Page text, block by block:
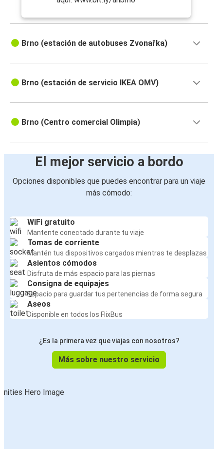
Brno (estación de autobuses Zvonařka)
Brno (estación de servicio IKEA OMV)
Brno (Centro comercial Olimpia)
El mejor servicio a bordo
Opciones disponibles que puedes encontrar para un viaje
más cómodo:
WiFi gratuito
Mantente conectado durante tu viaje
Tomas de corriente
Mantén tus dispositivos cargados mientras te desplazas
Asientos cómodos
Disfruta de más espacio para las piernas
Consigna de equipajes
Espacio para guardar tus pertenencias de forma segura
Aseos
Disponible en todos los FlixBus
¿Es la primera vez que viajas con nosotros?
Más sobre nuestro servicio